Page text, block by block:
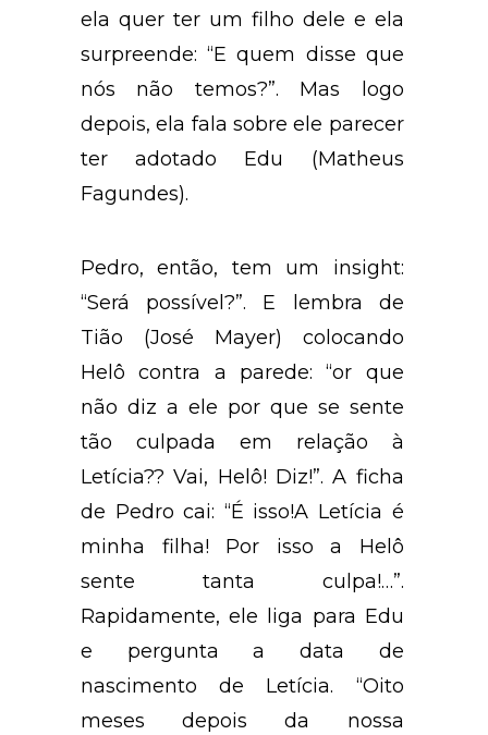
ela quer ter um filho dele e ela
surpreende: “E quem disse que
nós não temos?”. Mas logo
depois, ela fala sobre ele parecer
ter adotado Edu (Matheus
Fagundes).
Pedro, então, tem um insight:
“Será possível?”. E lembra de
Tião (José Mayer) colocando
Helô contra a parede: “or que
não diz a ele por que se sente
tão culpada em relação à
Letícia?? Vai, Helô! Diz!”. A ficha
de Pedro cai: “É isso!A Letícia é
minha filha! Por isso a Helô
sente tanta culpa!…”.
Rapidamente, ele liga para Edu
e pergunta a data de
nascimento de Letícia. “Oito
meses depois da nossa